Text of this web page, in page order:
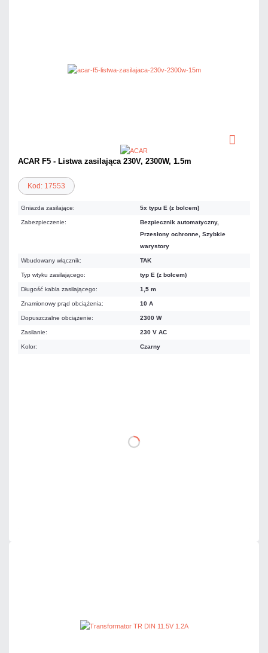
ACAR F5 - Listwa zasilająca 230V, 2300W, 1.5m
Kod: 17553
Gniazda zasilające: 5x typu E (z bolcem)
Zabezpieczenie:
Bezpiecznik automatyczny,
Przesłony ochronne, Szybkie
warystory
Wbudowany włącznik: TAK
Typ wtyku zasilającego: typ E (z bolcem)
Długość kabla zasilającego: 1,5 m
Znamionowy prąd obciążenia: 10 A
Dopuszczalne obciążenie: 2300 W
Zasilanie: 230 V AC
Kolor: Czarny
DO KOSZYKA